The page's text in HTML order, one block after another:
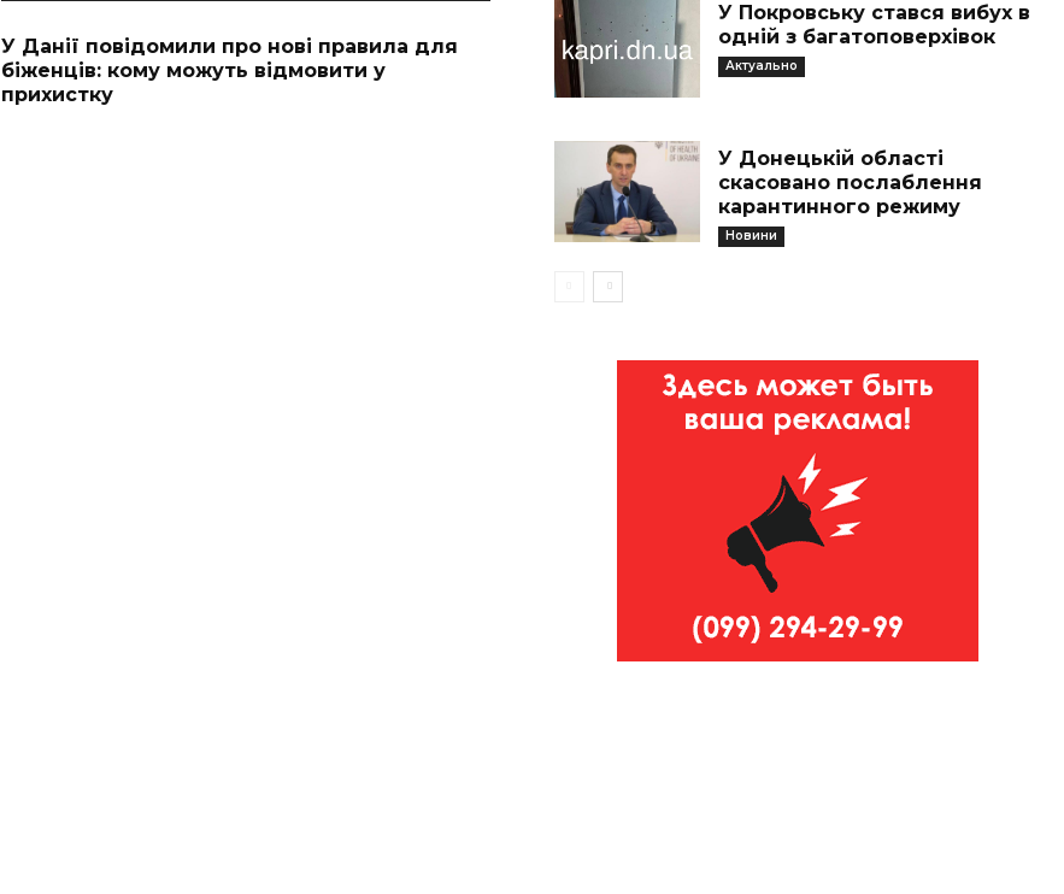
У Данії повідомили про нові правила для
біженців: кому можуть відмовити у
прихистку
У Покровську стався вибух в
одній з багатоповерхівок
Актуально
У Донецькій області
скасовано послаблення
карантинного режиму
Новини